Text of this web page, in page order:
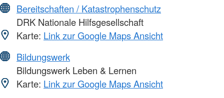
Bereitschaften / Katastrophenschutz
DRK Nationale Hilfsgesellschaft
Karte: Link zur Google Maps Ansicht
Bildungswerk
Bildungswerk Leben & Lernen
Karte: Link zur Google Maps Ansicht